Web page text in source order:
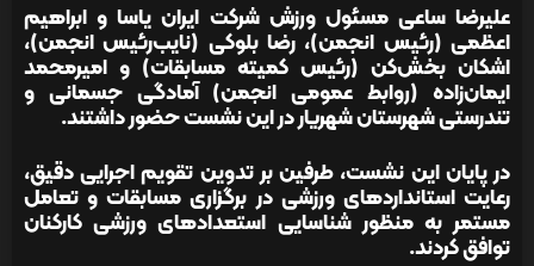
علیرضا ساعی مسئول ورزش شرکت ایران یاسا و ابراهیم
اعظمی (رئیس انجمن)، رضا بلوکی (نایب‌رئیس انجمن)،
اشکان بخش‌کن (رئیس کمیته مسابقات) و امیرمحمد
ایمان‌زاده (روابط عمومی انجمن) آمادگی جسمانی و
تندرستی شهرستان شهریار در این نشست حضور داشتند.
در پایان این نشست، طرفین بر تدوین تقویم اجرایی دقیق،
رعایت استانداردهای ورزشی در برگزاری مسابقات و تعامل
مستمر به منظور شناسایی استعدادهای ورزشی کارکنان
توافق کردند.